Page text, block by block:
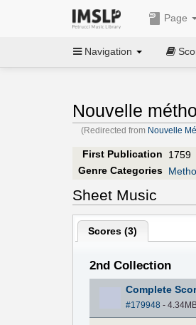
Page
Navigation
Nouvelle
(Redirected from Nouvelle
First Publication
1759
Genre Categories
Sheet Music
Scores (3)
2nd Collection
Complete
#179948 -